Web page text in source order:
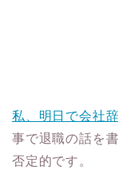
私、明日で会社
事で退職の話を
否定的です。